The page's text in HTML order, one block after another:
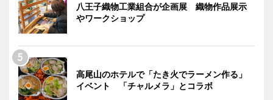
八王子織物工業組合が企画展 織物作品展示
やワークショップ
高尾山のホテルで「たき火でラーメン作る」
イベント 「チャルメラ」とコラボ